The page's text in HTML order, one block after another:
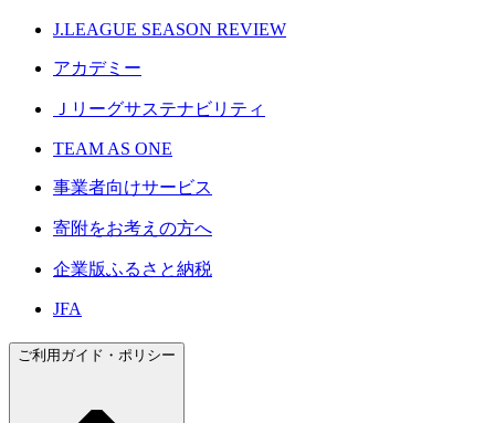
J.LEAGUE SEASON REVIEW
アカデミー
Ｊリーグサステナビリティ
TEAM AS ONE
事業者向けサービス
寄附をお考えの方へ
企業版ふるさと納税
JFA
ご利用ガイド・ポリシー